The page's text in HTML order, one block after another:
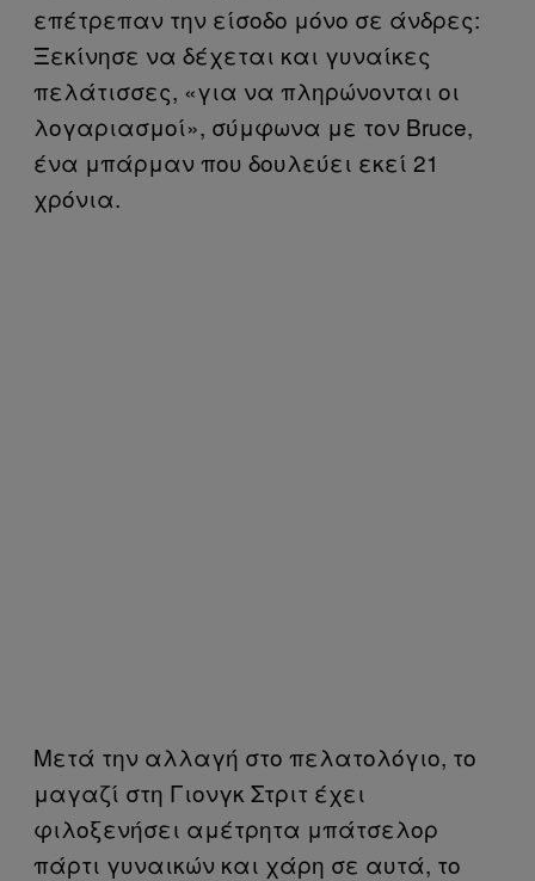
επέτρεπαν την είσοδο μόνο σε άνδρες:
Ξεκίνησε να δέχεται και γυναίκες
πελάτισσες, «για να πληρώνονται οι
λογαριασμοί», σύμφωνα με τον Bruce,
ένα μπάρμαν που δουλεύει εκεί 21
χρόνια.
Μετά την αλλαγή στο πελατολόγιο, το
μαγαζί στη Γιονγκ Στριτ έχει
φιλοξενήσει αμέτρητα μπάτσελορ
πάρτι γυναικών και χάρη σε αυτά, το